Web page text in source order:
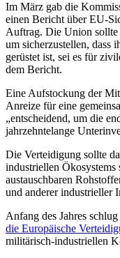
Im März gab die
einen Bericht über EU-
Auftrag. Die Union sollte
um sicherzustellen, dass
gerüstet ist, sei es für
dem Bericht.
Eine Aufstockung der
Anreize für eine
„entscheidend, um die
jahrzehntelange
Die Verteidigung sollte
industriellen Ökosystems
austauschbaren
und anderer industrieller
Anfang des Jahres
die Europäische
militärisch-industriellen